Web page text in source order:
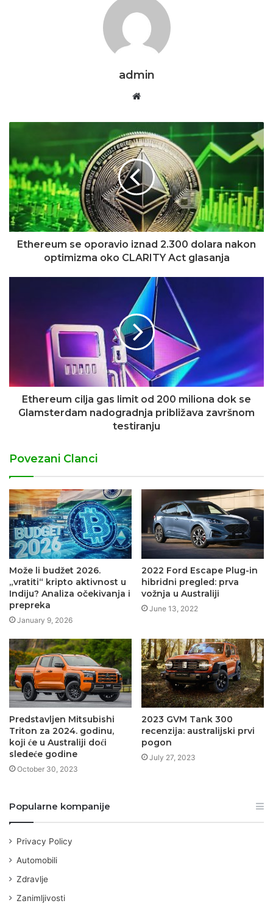
admin
Website
Ethereum se oporavio iznad 2.300 dolara nakon
optimizma oko CLARITY Act glasanja
Ethereum cilja gas limit od 200 miliona dok se
Glamsterdam nadogradnja približava završnom
testiranju
Povezani Clanci
Može li budžet 2026.
„vratiti“ kripto aktivnost u
Indiju? Analiza očekivanja i
prepreka
January 9, 2026
2022 Ford Escape Plug-in
hibridni pregled: prva
vožnja u Australiji
June 13, 2022
Predstavljen Mitsubishi
Triton za 2024. godinu,
koji će u Australiji doći
sledeće godine
October 30, 2023
2023 GVM Tank 300
recenzija: australijski prvi
pogon
July 27, 2023
Popularne kompanije
Privacy Policy
Automobili
Zdravlje
Zanimljivosti